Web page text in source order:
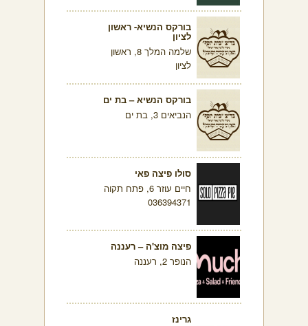
בורקס הנשיא- ראשון
לציון
שלמה המלך 8, ראשון
לציון
בורקס הנשיא – בת ים
הנביאים 3, בת ים
סולו פיצה פאי
חיים עוזר 6, פתח תקוה
036394371
פיצה מוצ'ה – רעננה
הנופר 2, רעננה
גרינז